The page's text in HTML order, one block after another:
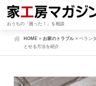
おうちの「困った！」を相談
HOME » お家のトラブル » ベラン
とせる方法を紹介